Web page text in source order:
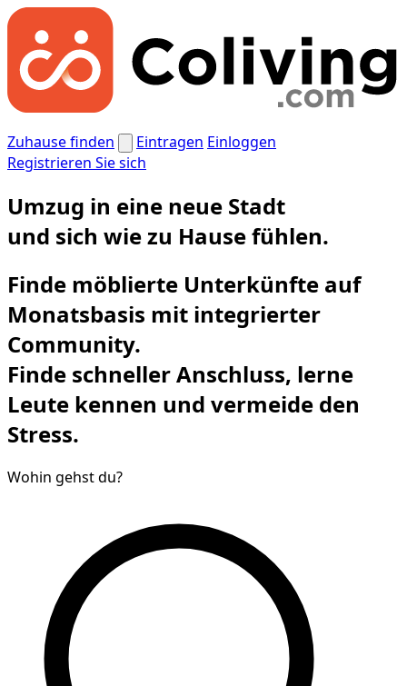
Zuhause finden Eintragen Einloggen
Registrieren Sie sich
Umzug in eine neue Stadt
und sich wie zu Hause fühlen.
Finde möblierte Unterkünfte auf
Monatsbasis mit integrierter
Community.
Finde schneller Anschluss, lerne
Leute kennen und vermeide den
Stress.
Wohin gehst du?